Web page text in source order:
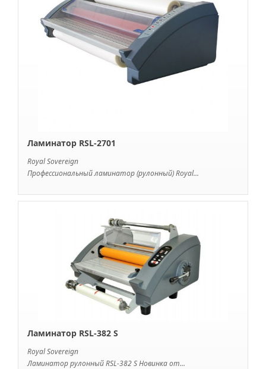
Ламинатор RSL-2701
Royal Sovereign
Профессиональный ламинатор (рулонный) Royal...
Ламинатор RSL-382 S
Royal Sovereign
Ламинатор рулонный RSL-382 S Новинка от...